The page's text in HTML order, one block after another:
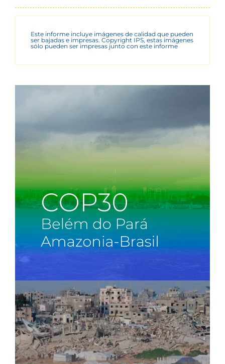
Este informe incluye imágenes de calidad que pueden
ser bajadas e impresas. Copyright IPS, estas imágenes
sólo pueden ser impresas junto con este informe